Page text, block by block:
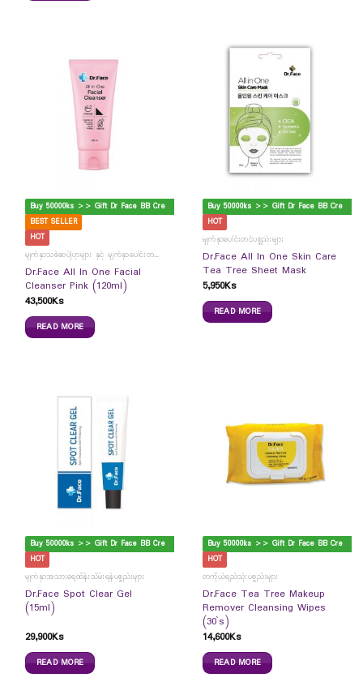
B
uy 50000ks >> Gift Dr Face BB Cream
BEST SELLER
HOT
မျက်နှာသစ်ဆပ်ပြာများ နှင့် မျက်နှာပေါင်းတင်ကပ်ခွာများ
Dr.Face All In One Facial
Cleanser Pink (120ml)
43,500Ks
READ MORE
B
uy 50000ks >> Gift Dr Face BB Cream
HOT
မျက်နှာပေါင်းတင်ပစ္စည်းများ
Dr.Face All In One Skin Care
Tea Tree Sheet Mask
5,950Ks
READ MORE
B
uy 50000ks >> Gift Dr Face BB Cream
HOT
မျက်နှာအသားရေထိန်းသိမ်းရန်ပစ္စည်းများ
Dr.Face Spot Clear Gel
(15ml)
29,900Ks
READ MORE
B
uy 50000ks >> Gift Dr Face BB Cream
HOT
တကိုယ်ရည်သုံးပစ္စည်းများ
Dr.Face Tea Tree Makeup
Remover Cleansing Wipes
(30`s)
14,600Ks
READ MORE